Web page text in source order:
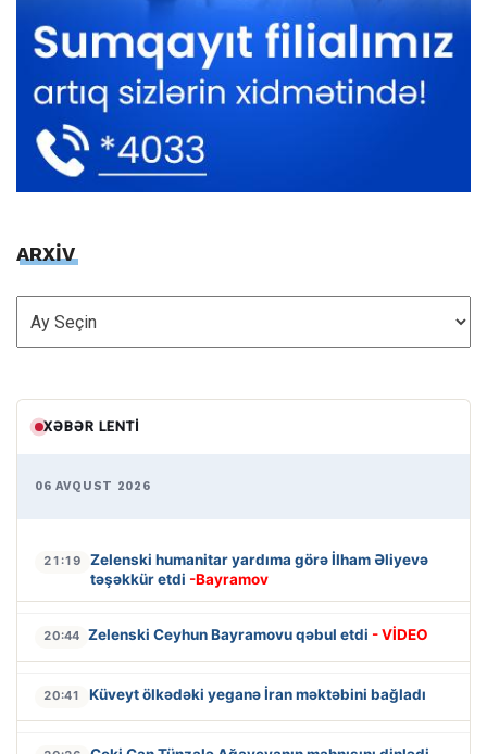
ARXİV
ARXİV
XƏBƏR LENTI
06 AVQUST 2026
21:19
Zelenski humanitar yardıma görə İlham Əliyevə
təşəkkür etdi -Bayramov
20:44 Zelenski Ceyhun Bayramovu qəbul etdi - VİDEO
20:41 Küveyt ölkədəki yeganə İran məktəbini bağladı